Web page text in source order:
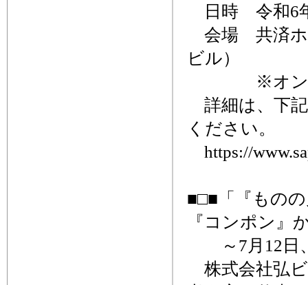
日時 令和6年
会場 共済ホ
ビル）
※オンライ
詳細は、下
ください。
https://
■□■「『もの
『コンポン
～7月12日
株式会社弘